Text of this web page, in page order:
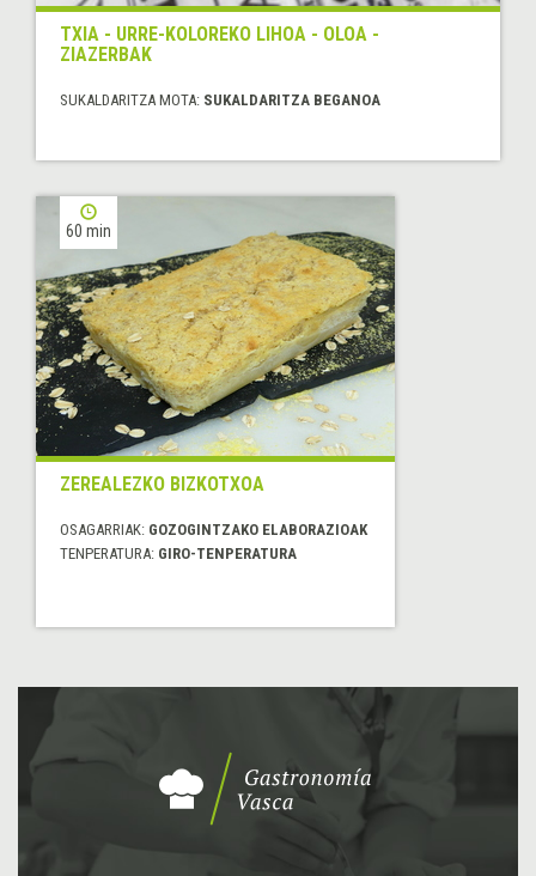
TXIA - URRE-KOLOREKO LIHOA - OLOA -
ZIAZERBAK
SUKALDARITZA MOTA: SUKALDARITZA BEGANOA
60 min
ZEREALEZKO BIZKOTXOA
OSAGARRIAK: GOZOGINTZAKO ELABORAZIOAK
TENPERATURA: GIRO-TENPERATURA